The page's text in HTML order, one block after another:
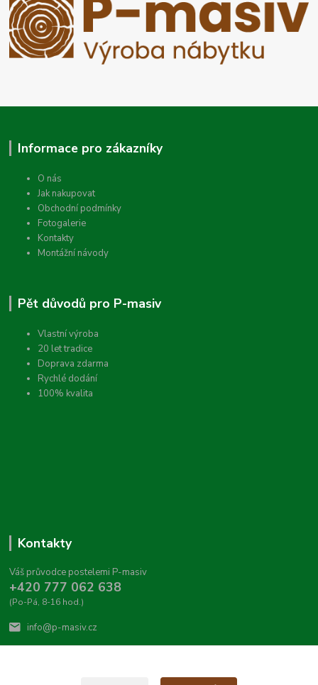
Informace pro zákazníky
O nás
Jak nakupovat
Obchodní podmínky
Fotogalerie
Kontakty
Montážní návody
Pět důvodů pro P-masiv
Vlastní výroba
20 let tradice
Doprava zdarma
Rychlé dodání
100% kvalita
Kontakty
Váš průvodce postelemi P-masiv
+420 777 062 638
(Po-Pá, 8-16 hod.)
info@p-masiv.cz